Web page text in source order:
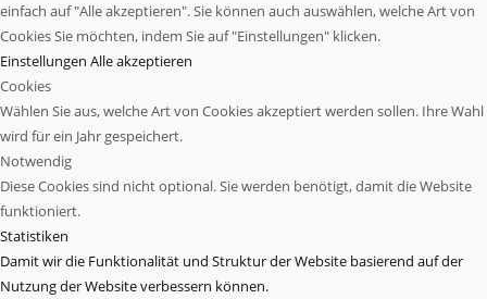
einfach auf "Alle akzeptieren". Sie können auch auswählen, welche Art von
Cookies Sie möchten, indem Sie auf "Einstellungen" klicken.
Einstellungen Alle akzeptieren
Cookies
Wählen Sie aus, welche Art von Cookies akzeptiert werden sollen. Ihre Wahl
wird für ein Jahr gespeichert.
Notwendig
Diese Cookies sind nicht optional. Sie werden benötigt, damit die Website
funktioniert.
Statistiken
Damit wir die Funktionalität und Struktur der Website basierend auf der
Nutzung der Website verbessern können.